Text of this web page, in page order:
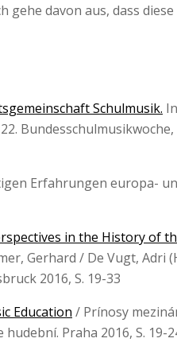
davon aus, dass
Schulmusik.
Bundesschulmusikwoche,
Erfahrungen europa-
in the History of
Gerhard / De Vugt, Adri
2016, S. 19-33
Education / Prínosy
Praha 2016, S. 19-